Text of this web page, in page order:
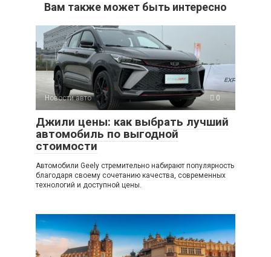
at
s
A
p
p
er n
o
kl
a
ss
ni
ki
e
gr
a
m
п
р
а
в
и
ть
Вам также может быть интересно
Новости авто 0
Джили цены: как выбрать лучший
автомобиль по выгодной
стоимости
Автомобили Geely стремительно набирают популярность
благодаря своему сочетанию качества, современных
технологий и доступной цены.